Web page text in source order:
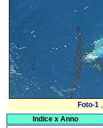
Indice x Anno
Foto-1,